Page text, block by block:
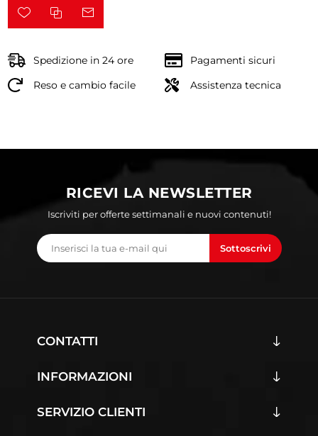
Spedizione in 24 ore
Pagamenti sicuri
Reso e cambio facile
Assistenza tecnica
RICEVI LA NEWSLETTER
Iscriviti per offerte settimanali e nuovi contenuti!
Sottoscrivi
CONTATTI
INFORMAZIONI
SERVIZIO CLIENTI